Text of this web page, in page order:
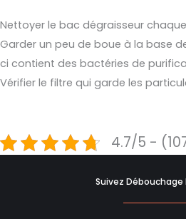
Nettoyer le bac dégraisseur
Garder un peu de boue à la base
ci contient des bactéries de
Vérifier le filtre qui garde les
4.7/5 -
Suivez Débouchage